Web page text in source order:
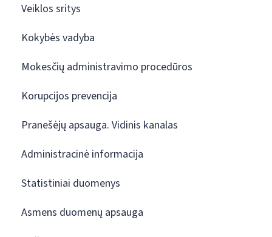
Veiklos sritys
Kokybės vadyba
Mokesčių administravimo procedūros
Korupcijos prevencija
Pranešėjų apsauga. Vidinis kanalas
Administracinė informacija
Statistiniai duomenys
Asmens duomenų apsauga